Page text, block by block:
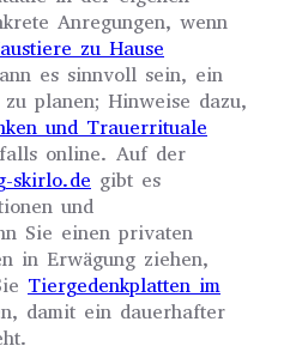
Anregungen, wenn
zu Hause
es sinnvoll sein, ein
planen; Hinweise dazu,
und Trauerrituale
online. Auf der
skirlo.de gibt es
und
Sie einen privaten
in Erwägung ziehen,
Tiergedenkplatten im
damit ein dauerhafter